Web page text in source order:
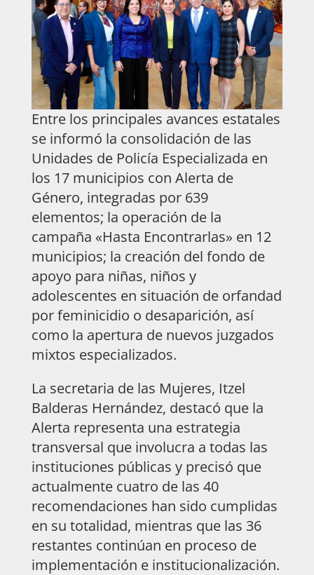
Entre los principales avances estatales
se informó la consolidación de las
Unidades de Policía Especializada en
los 17 municipios con Alerta de
Género, integradas por 639
elementos; la operación de la
campaña «Hasta Encontrarlas» en 12
municipios; la creación del fondo de
apoyo para niñas, niños y
adolescentes en situación de orfandad
por feminicidio o desaparición, así
como la apertura de nuevos juzgados
mixtos especializados.
La secretaria de las Mujeres, Itzel
Balderas Hernández, destacó que la
Alerta representa una estrategia
transversal que involucra a todas las
instituciones públicas y precisó que
actualmente cuatro de las 40
recomendaciones han sido cumplidas
en su totalidad, mientras que las 36
restantes continúan en proceso de
implementación e institucionalización.